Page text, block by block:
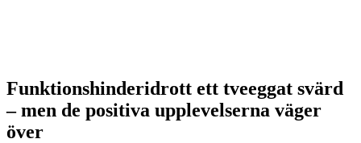
Funktionshinderidrott ett tveeggat svärd
– men de positiva upplevelserna väger
över